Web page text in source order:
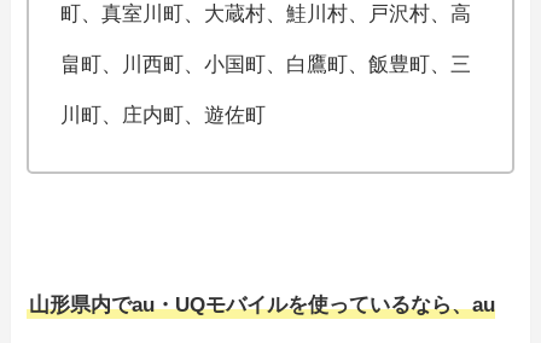
町、真室川町、大蔵村、鮭川村、戸沢村、高
畠町、川西町、小国町、白鷹町、飯豊町、三
川町、庄内町、遊佐町
山形県内でau・UQモバイルを使っているなら、au